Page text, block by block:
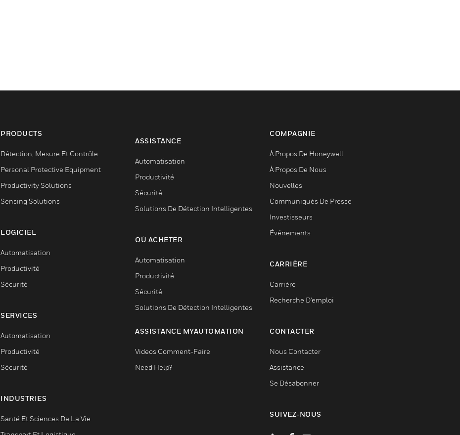
PRODUCTS
Détection, Mesure Et Contrôle
Personal Protective Equipment
Productivity Solutions
Sensing Solutions
LOGICIEL
Automatisation
Productivité
Sécurité
SERVICES
Automatisation
Productivité
Sécurité
INDUSTRIES
Santé Et Sciences De La Vie
ASSISTANCE
Automatisation
Productivité
Sécurité
Solutions De Détection Intelligentes
OÙ ACHETER
Automatisation
Productivité
Sécurité
Solutions De Détection Intelligentes
ASSISTANCE MYAUTOMATION
Videos Comment-Faire
Need Help?
COMPAGNIE
À Propos De Honeywell
À Propos De Nous
Nouvelles
Communiqués De Presse
Investisseurs
Événements
CARRIÈRE
Carrière
Recherche D'emploi
CONTACTER
Nous Contacter
Assistance
Se Désabonner
SUIVEZ-NOUS